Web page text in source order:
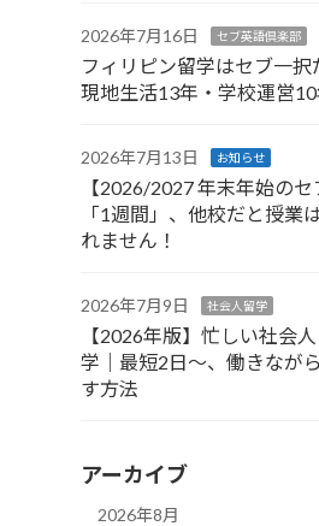
2026年7月16日 セブ英語倶楽部
フィリピン留学はセブ一択
現地生活13年・学校運営
2026年7月13日 お知らせ
【2026/2027 年末年始の
「1週間」、他校だと授業
れません！
2026年7月9日 社会人留学
【2026年版】忙しい社会
学｜最短2日〜、働きなが
す方法
アーカイブ
2026年8月